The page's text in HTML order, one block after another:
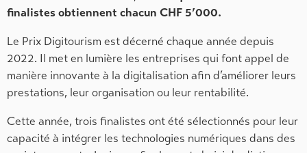
finalistes obtiennent chacun CHF 5’000.
Le Prix Digitourism est décerné chaque année depuis
2022. Il met en lumière les entreprises qui font appel de
manière innovante à la digitalisation afin d’améliorer leurs
prestations, leur organisation ou leur rentabilité.
Cette année, trois finalistes ont été sélectionnés pour leur
capacité à intégrer les technologies numériques dans des